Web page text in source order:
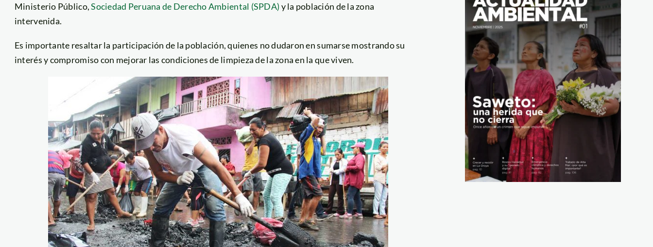
Ministerio Público,Sociedad Peruana de Derecho Ambiental (SPDA) y la población de la zona
intervenida.
Es importante resaltar la participación de la población, quienes no dudaron en sumarse mostrando su
interés y compromiso con mejorar las condiciones de limpieza de la zona en la que viven.